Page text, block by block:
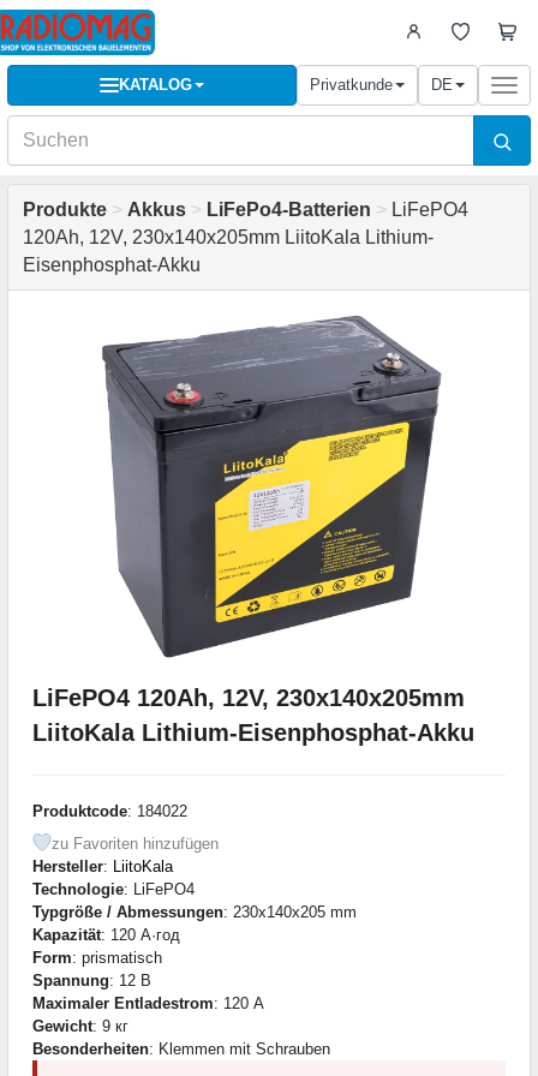
KATALOG Privatkunde DE
Produkte > Akkus > LiFePo4-Batterien > LiFePO4
120Ah, 12V, 230x140x205mm LiitoKala Lithium-
Eisenphosphat-Akku
LiFePO4 120Ah, 12V, 230x140x205mm
LiitoKala Lithium-Eisenphosphat-Akku
Produktcode: 184022
zu Favoriten hinzufügen
Hersteller: LiitoKala
Technologie: LiFePO4
Typgröße / Abmessungen: 230x140x205 mm
Kapazität: 120 А·год
Form: prismatisch
Spannung: 12 В
Maximaler Entladestrom: 120 А
Gewicht: 9 кг
Besonderheiten: Klemmen mit Schrauben